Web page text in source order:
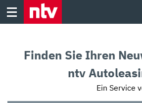
Skip
Audio
Finden Sie Ihren
ntv
Ein Service